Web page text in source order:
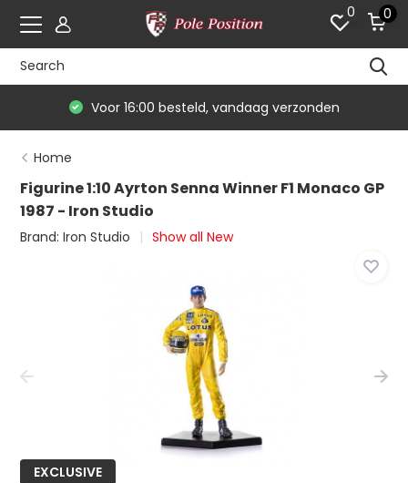
0 0
Voor 16:00 besteld, vandaag verzonden
Home
Figurine 1:10 Ayrton Senna Winner F1 Monaco GP
1987 - Iron Studio
Brand:Iron Studio Show all New
EXCLUSIVE